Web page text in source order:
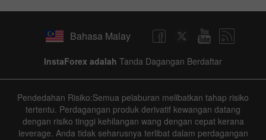
Bahasa Malay
InstaForex adalah Tanda Dagangan Berdaftar
Pendedahan Risiko:Semua pelaburan melibatkan tahap risiko
tertentu. Perdagangan produk derivatif kewangan datang
dengan risiko tinggi kehilangan wang dengan cepat kerana
leverage. Anda tidak seharusnya terlibat dalam perdagangan